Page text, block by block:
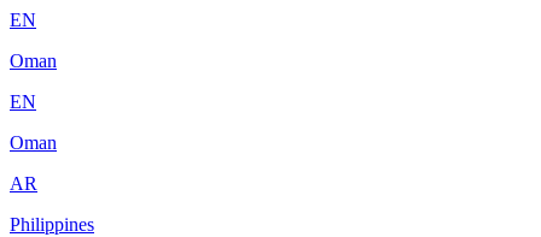
EN
Oman
EN
Oman
AR
Philippines